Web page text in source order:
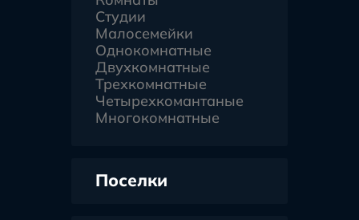
Студии
Малосемейки
Однокомнатные
Двухкомнатные
Трехкомнатные
Четырехкомантаные
Многокомнатные
Поселки